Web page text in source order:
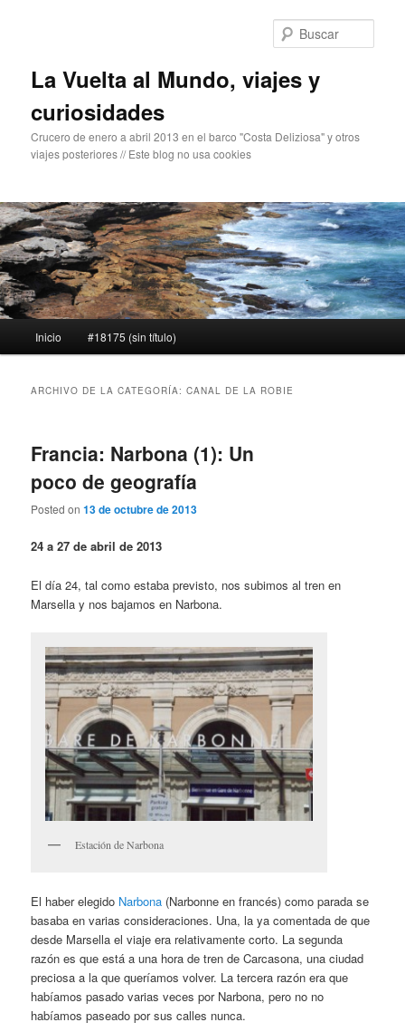
La Vuelta al Mundo, viajes y
curiosidades
Crucero de enero a abril 2013 en el barco "Costa Deliziosa" y otros
viajes posteriores // Este blog no usa cookies
principal
Inicio #18175 (sin título)
ARCHIVO DE LA CATEGORÍA:CANAL DE LA ROBIE
Francia: Narbona (1): Un
poco de geografía
Posted on13 de octubre de 2013
24 a 27 de abril de 2013
El día 24, tal como estaba previsto, nos subimos al tren en
Marsella y nos bajamos en Narbona.
Estación de Narbona
El haber elegido Narbona (Narbonne en francés) como parada se
basaba en varias consideraciones. Una, la ya comentada de que
desde Marsella el viaje era relativamente corto. La segunda
razón es que está a una hora de tren de Carcasona, una ciudad
preciosa a la que queríamos volver. La tercera razón era que
habíamos pasado varias veces por Narbona, pero no no
habíamos paseado por sus calles nunca.